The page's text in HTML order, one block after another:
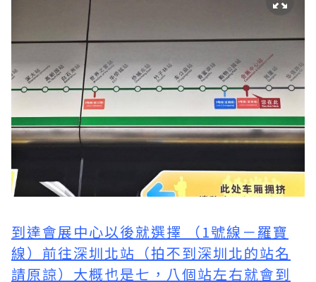
到達會展中心以後就選擇 （1號線－羅寶
線）前往深圳北站（拍不到深圳北的站名
請原諒）大概也是七，八個站左右就會到